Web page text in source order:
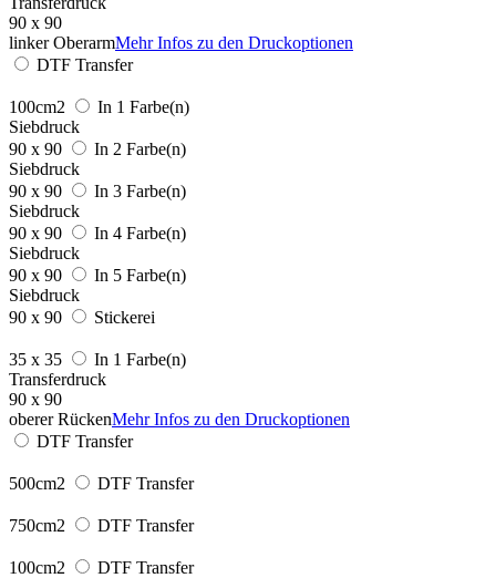
90 x 90
linker OberarmMehr Infos zu den Druckoptionen
DTF Transfer
100cm2
In 1 Farbe(n)
Siebdruck
90 x 90
In 2 Farbe(n)
Siebdruck
90 x 90
In 3 Farbe(n)
Siebdruck
90 x 90
In 4 Farbe(n)
Siebdruck
90 x 90
In 5 Farbe(n)
Siebdruck
90 x 90
Stickerei
35 x 35
In 1 Farbe(n)
Transferdruck
90 x 90
oberer RückenMehr Infos zu den Druckoptionen
DTF Transfer
500cm2 DTF Transfer
750cm2 DTF Transfer
100cm2 DTF Transfer